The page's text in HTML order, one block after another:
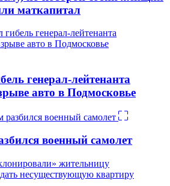
маткапитал
генерал-лейтенанта
авто в Подмосковье
военный самолет